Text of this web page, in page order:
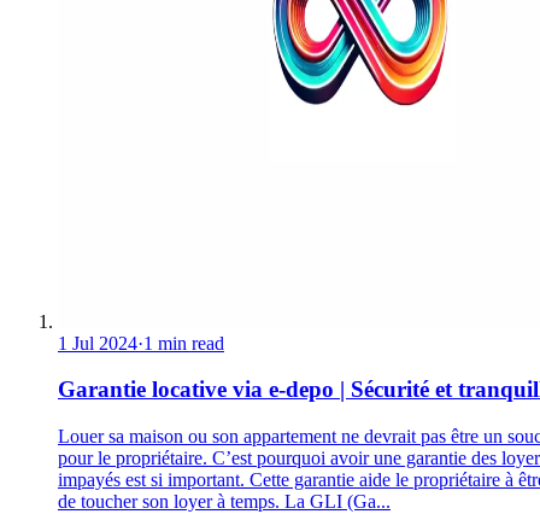
1 Jul 2024·1 min read
Garantie locative via e-depo | Sécurité et
Louer sa maison ou son appartement ne devrait pas être un
pour le propriétaire. C’est pourquoi avoir une garantie des
impayés est si important. Cette garantie aide le propriétaire à
de toucher son loyer à temps. La GLI (Ga...